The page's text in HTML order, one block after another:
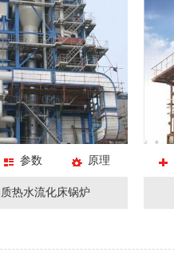
参数 原理
热水流化床锅炉